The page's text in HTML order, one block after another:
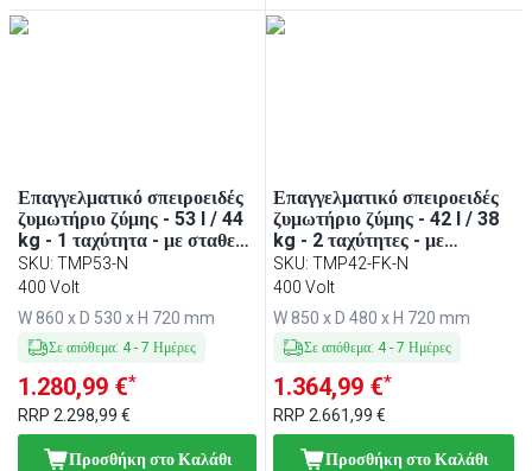
Επαγγελματικό σπειροειδές
ζυμωτήριο ζύμης - 53 l / 44
kg - 1 ταχύτητα - με σταθερό
κάδο - με χρονοδιακόπτη -
400 V
SKU: TMP53-N
400 Volt
W 860 x D 530 x H 720 mm
Σε απόθεμα: 4- 7 Ημέρες
1.280,99 €*
RRP 2.298,99 €
Προσθήκη στο Καλάθι
Επαγγελματικό σπειροειδές
ζυμωτήριο ζύμης - 42 l / 38
kg - 2 ταχύτητες - με
σταθερό κάδο - με
χρονοδιακόπτη - 400 V
SKU:TMP42-FK-N
400 Volt
W 850 x D 480 x H 720 mm
Σε απόθεμα: 4-7 Ημέρες
1.364,99 €*
RRP2.661,99 €
Προσθήκη στο Καλάθι